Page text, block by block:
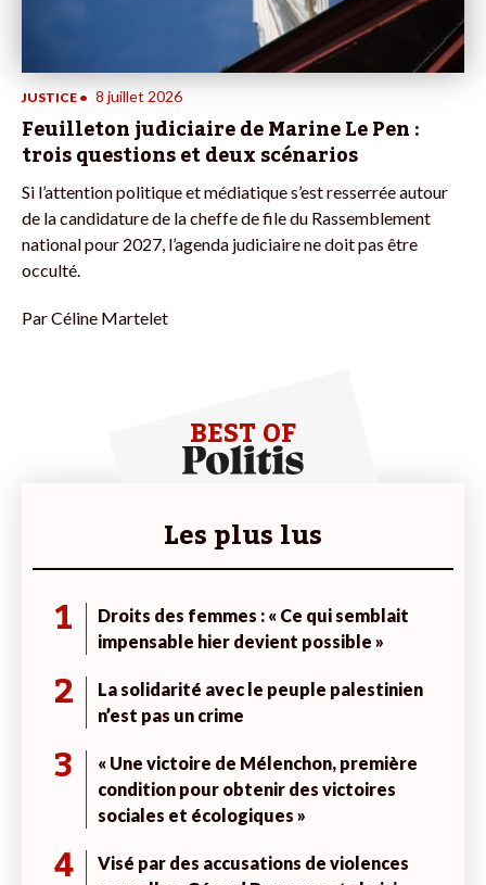
JUSTICE • 8 juillet 2026
Feuilleton judiciaire de Marine Le Pen :
trois questions et deux scénarios
Si l’attention politique et médiatique s’est resserrée autour
de la candidature de la cheffe de file du Rassemblement
national pour 2027, l’agenda judiciaire ne doit pas être
occulté.
ParCéline Martelet
BEST OF
Les plus lus
1
Droits des femmes : « Ce qui semblait
impensable hier devient possible »
2
La solidarité avec le peuple palestinien
n’est pas un crime
3
« Une victoire de Mélenchon, première
condition pour obtenir des victoires
sociales et écologiques »
4
Visé par des accusations de violences